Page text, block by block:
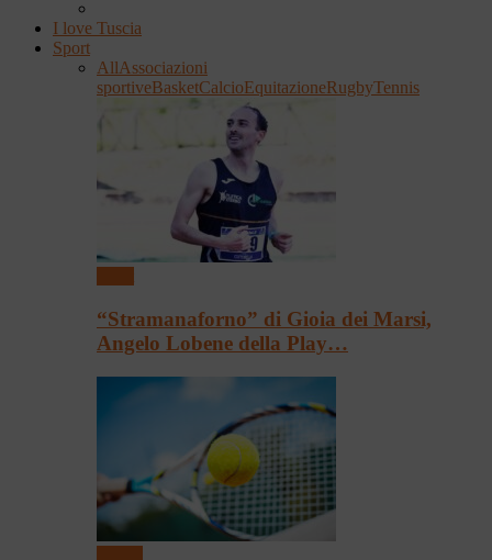
I love Tuscia
Sport
AllAssociazioni
sportiveBasketCalcioEquitazioneRugbyTennis
“Stramanaforno” di Gioia dei Marsi,
Angelo Lobene della Play…